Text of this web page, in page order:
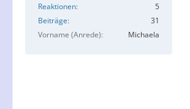
Reaktionen
5
Beiträge
31
Vorname (Anrede)
Michaela